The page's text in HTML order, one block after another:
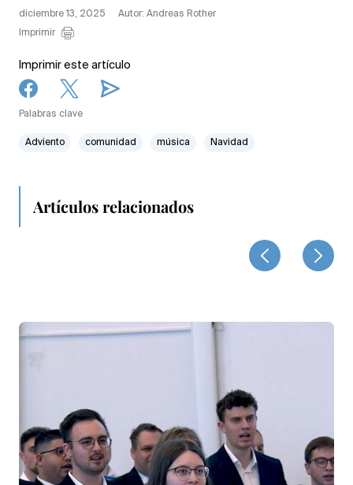
diciembre 13, 2025
Autor: Andreas Rother
Imprimir
Imprimir este artículo
Palabras clave
Adviento comunidad música Navidad
Artículos relacionados